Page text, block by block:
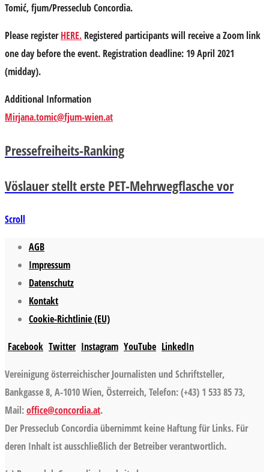
Tomić, fjum/Presseclub Concordia.
Please registerHERE. Registered participants will receive a Zoom link
one day before the event. Registration deadline: 19 April 2021
(midday).
Additional Information
Mirjana.tomic@fjum-wien.at
Pressefreiheits-Ranking
Vöslauer stellt erste PET-Mehrwegflasche vor
Scroll
AGB
Impressum
Datenschutz
Kontakt
Cookie-Richtlinie (EU)
Facebook Twitter Instagram YouTube LinkedIn
Vereinigung österreichischer Journalisten und Schriftsteller,
Bankgasse 8, A-1010 Wien, Österreich, Telefon: (+43) 1 533 85 73,
Mail:office@concordia.at.
Der Presseclub Concordia übernimmt keine Haftung für Links. Für
deren Inhalt ist ausschließlich der Betreiber verantwortlich.